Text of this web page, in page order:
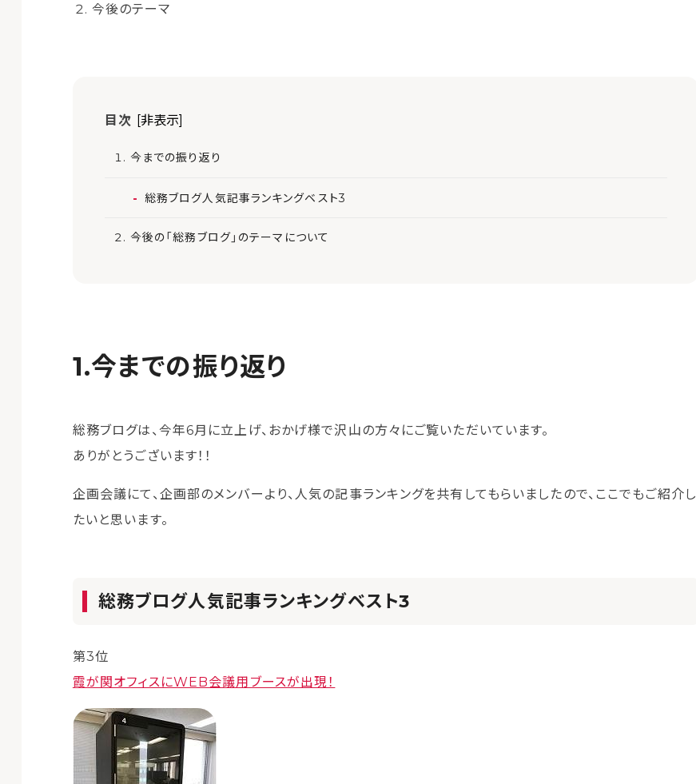
今後のテーマ
目次 [非表示]
今までの振り返り
総務ブログ人気記事ランキングベスト3
今後の「総務ブログ」のテーマについて
今までの振り返り
総務ブログは、今年6月に立上げ、おかげ様で沢山の方々にご覧いただいています。
ありがとうございます！！
企画会議にて、企画部のメンバーより、人気の記事ランキングを共有してもらいましたので、ここでもご紹介し
たいと思います。
総務ブログ人気記事ランキングベスト3
第3位
霞が関オフィスにWEB会議用ブースが出現！